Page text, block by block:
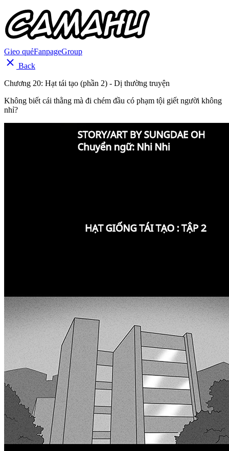
Gieo quẻFanpageGroup
Back
Chương 20: Hạt tái tạo (phần 2) - Dị thường truyện
Không biết cái thằng mà đi chém đầu có phạm tội giết người không
nhỉ?